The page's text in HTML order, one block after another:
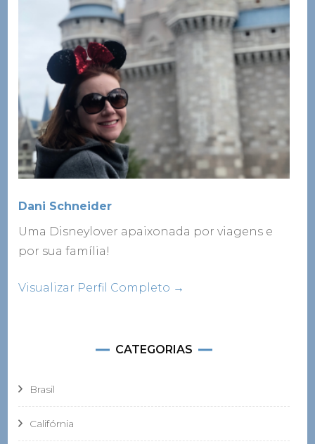
Dani Schneider
Uma Disneylover apaixonada por viagens e
por sua família!
Visualizar Perfil Completo →
CATEGORIAS
Brasil
Califórnia